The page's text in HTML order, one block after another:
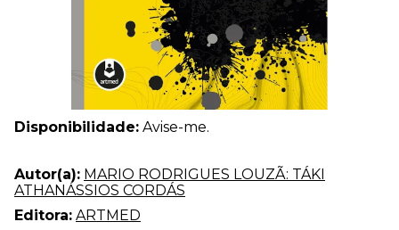
Disponibilidade: Avise-me.
Autor(a): MARIO RODRIGUES LOUZÃ: TÁKI
ATHANÁSSIOS CORDÁS
Editora: ARTMED